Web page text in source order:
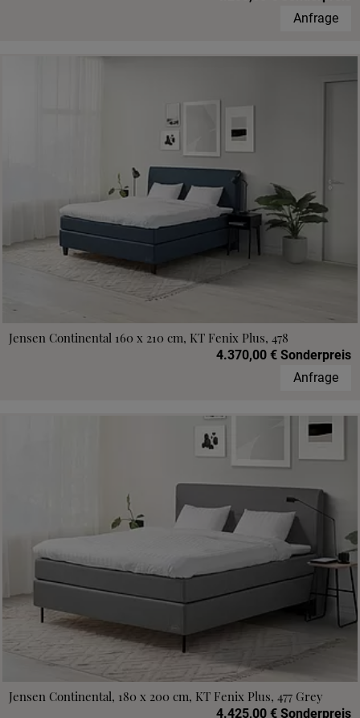
Anfrage
Jensen Continental 160 x 210 cm, KT Fenix Plus, 478
4.370,00 € Sonderpreis
Anfrage
Jensen Continental, 180 x 200 cm, KT Fenix Plus, 477 Grey
4.425,00 € Sonderpreis